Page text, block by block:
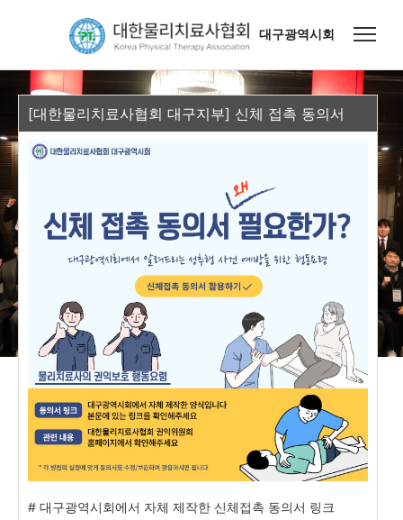
대구광역시회
[대한물리치료사협회 대구지부] 신체 접촉 동의서
# 대구광역시회에서 자체 제작한 신체접촉 동의서 링크
지부소개
대구광역시회를 소개합니다.